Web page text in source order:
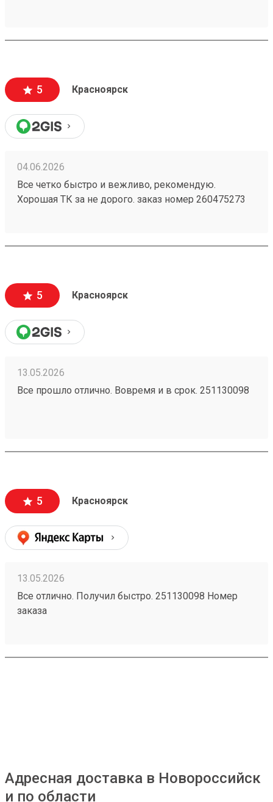
5 Красноярск
04.06.2026
Все четко быстро и вежливо, рекомендую.
Хорошая ТК за не дорого. заказ номер 260475273
5 Красноярск
13.05.2026
Все прошло отлично. Вовремя и в срок. 251130098
5 Красноярск
13.05.2026
Все отлично. Получил быстро. 251130098 Номер
заказа
Адресная доставка в Новороссийск
и по области